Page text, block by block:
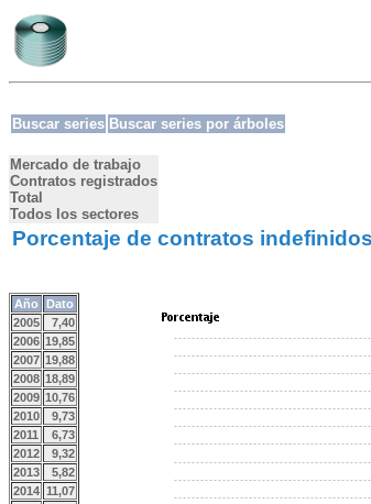
Buscar series Buscar series por árboles
Mercado de trabajo
Contratos registrados
Total
Todos los sectores
Porcentaje de contratos
Año
Dato
2005
7,40
2006 19,85
2007 19,88
2008 18,89
2009 10,76
2010
9,73
2011
6,73
2012
9,32
2013
5,82
2014 11,07